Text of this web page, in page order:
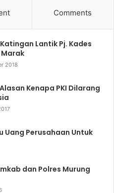
Comments
Lantik Pj. Kades
2018
Kenapa PKI Dilarang
Uang Perusahaan Untuk
dan Polres Murung